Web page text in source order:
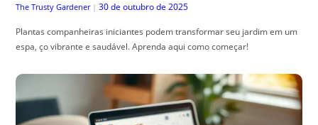
The Trusty Gardener | 30 de outubro de 2025
Plantas companheiras iniciantes podem transformar seu jardim em um
espa, ço vibrante e saudável. Aprenda aqui como começar!